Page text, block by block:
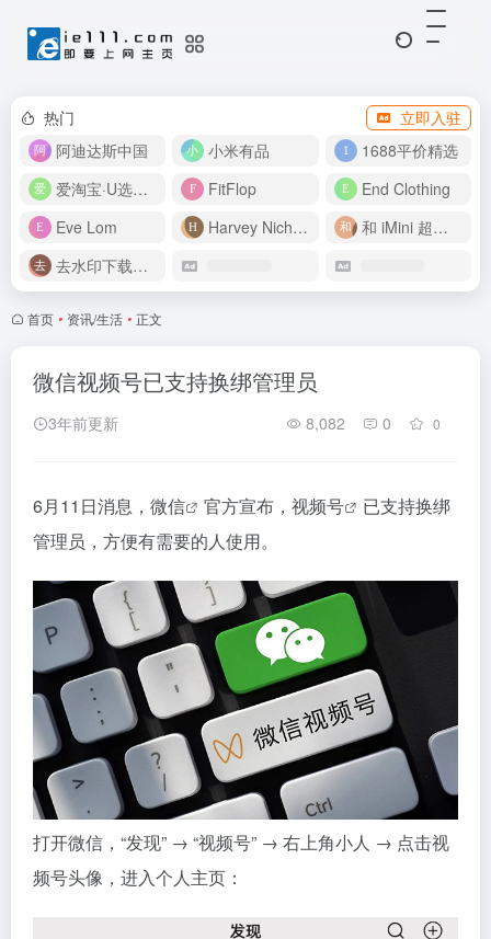
热门
立即入驻
阿迪达斯中国
小米有品
1688平价精选
爱淘宝·U选好价
FitFlop
End Clothing
Eve Lom
Harvey Nichols
和 iMini 超级智能体一起构建伟大作品
去水印下载视频
首页 • 资讯/生活 • 正文
微信视频号已支持换绑管理员
3年前更新 8,082 0 0
6月11日消息， 微信 官方宣布， 视频号
已支持换绑
管理员，方便有需要的人使用。
打开微信，“发现” → “视频号” → 右上角小人 → 点击视
频号头像，进入个人主页：